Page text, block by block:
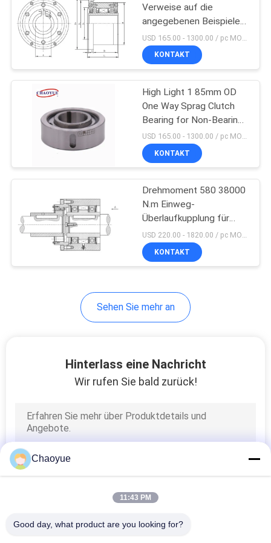
Welle, die Elemente
festklemmt
20
Keyless
Feststellvorrichtung
Elektromagnetische
Drehmoment-
Begrenzer-Kupplung
Verweise auf die
angegebenen Beispiele
für 300 18256 N.m
Nominaldrehmomentbereich
Freiradkupplungslager
KONTAKT
High Light 1 85mm OD
One Way Sprag Clutch
Bearing for Non-Bearing
Supported ApplicationsUSD 165.00 - 1300.00 / pc MOQ:1 pc
KONTAKT
Drehmoment 580 38000
N.m Einweg-
Überlaufkupplung für
industrielle AnwendungenUSD 220.00 - 1820.00 / pc MOQ:1 pc
KONTAKT
Sehen Sie mehr an
Hinterlass eine Nachricht
Wir rufen Sie bald zurück!
Chaoyue
11:43 PM
Good day, what product are you looking for?